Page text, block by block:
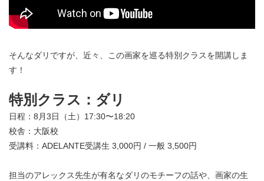
そんなダリですが、近々、この画家を巡る特別クラスを開講しま
す！
特別クラス：ダリ
日程：8月3日（土）17:30〜18:20
校舎：大阪校
受講料：ADELANTE受講生 3,000円 / 一般 3,500円
担当のアレックス先生が有名なダリのモチーフの話や、画家の生